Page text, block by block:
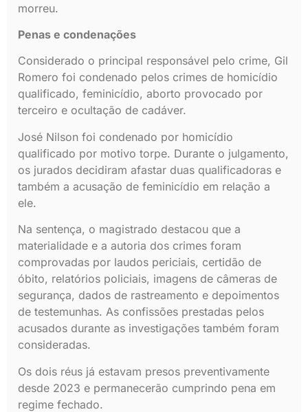
morreu.
Penas e condenações
Considerado o principal responsável pelo crime, Gil
Romero foi condenado pelos crimes de homicídio
qualificado, feminicídio, aborto provocado por
terceiro e ocultação de cadáver.
José Nilson foi condenado por homicídio
qualificado por motivo torpe. Durante o julgamento,
os jurados decidiram afastar duas qualificadoras e
também a acusação de feminicídio em relação a
ele.
Na sentença, o magistrado destacou que a
materialidade e a autoria dos crimes foram
comprovadas por laudos periciais, certidão de
óbito, relatórios policiais, imagens de câmeras de
segurança, dados de rastreamento e depoimentos
de testemunhas. As confissões prestadas pelos
acusados durante as investigações também foram
consideradas.
Os dois réus já estavam presos preventivamente
desde 2023 e permanecerão cumprindo pena em
regime fechado.